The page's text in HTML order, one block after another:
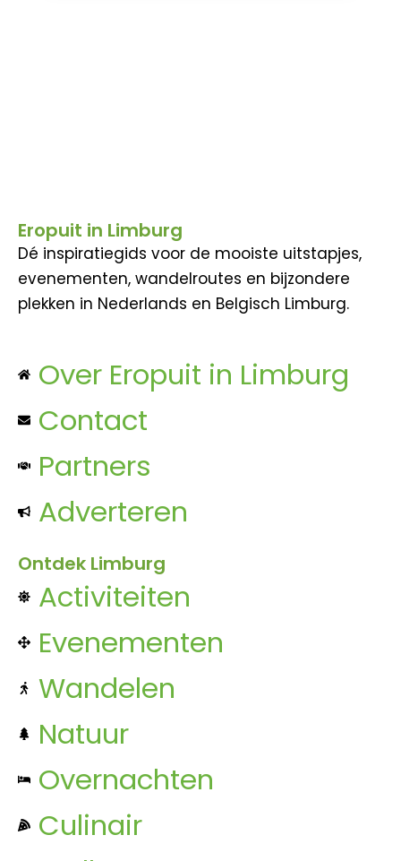
Eropuit in Limburg
Dé inspiratiegids voor de mooiste uitstapjes,
evenementen, wandelroutes en bijzondere
plekken in Nederlands en Belgisch Limburg.
Over Eropuit in Limburg
Contact
Partners
Adverteren
Ontdek Limburg
Activiteiten
Evenementen
Wandelen
Natuur
Overnachten
Culinair